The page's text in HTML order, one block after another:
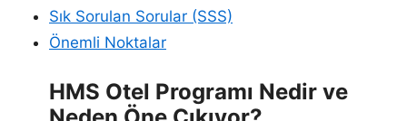
Sık Sorulan Sorular (SSS)
Önemli Noktalar
HMS Otel Programı Nedir ve